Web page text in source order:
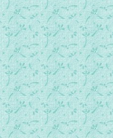
里就有自由.mp3
的羊也认识我.mp3
了你.mp3
.mp3